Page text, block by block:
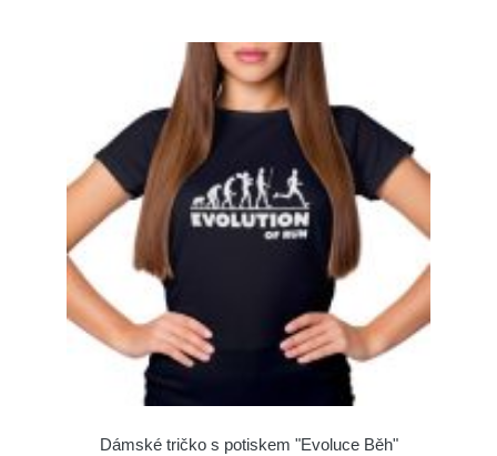
Dámské tričko s potiskem "Evoluce Běh"